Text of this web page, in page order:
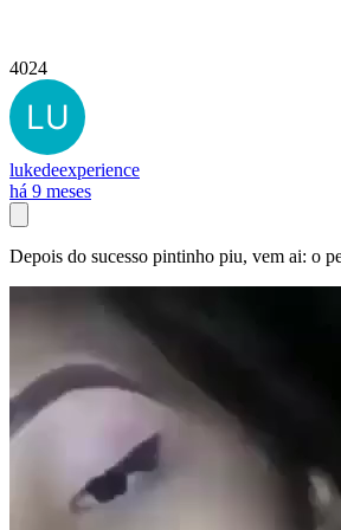
4024
lukedeexperience
há 9 meses
Depois do sucesso pintinho piu, vem ai: o